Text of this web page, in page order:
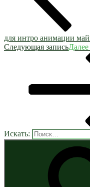
для интро анимации
Следующая записьДалее
Искать: